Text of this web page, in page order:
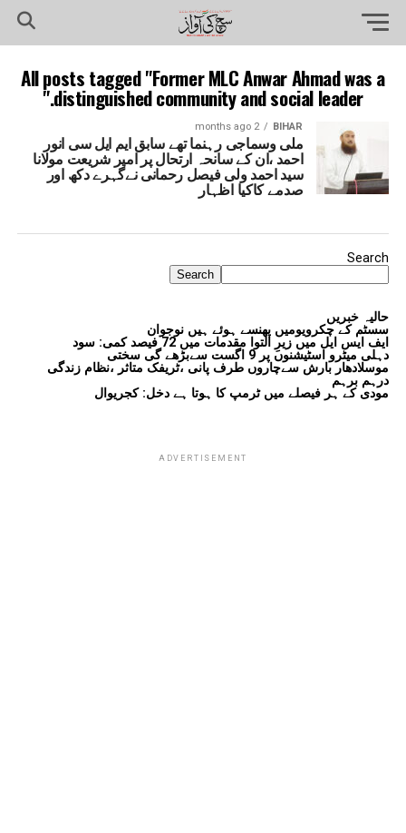
All posts tagged "Former MLC Anwar Ahmad was a
distinguished community and social leader."
BIHAR
2 months ago
ملی وسماجی رہنما تھے سابق ایم ایل سی انور
احمد ،ان کے سانحہ ارتحال پر امیر شریعت مولانا
سید احمد ولی فیصل رحمانی نےگہرے دکھ اور
صدمے کاکیا اظہار
Search
Search
حالیہ خبریں
سسٹم کے چکرویومیں پھنسے ہوئے ہیں نوجوان
ایف ایس ایل میں زیرِ التوا مقدمات میں 72 فیصد کمی: سود
دہلی میٹرو اسٹیشنوں پر 9 اگست سےبڑھے گی سختی
موسلادھار بارش سےچاروں طرف پانی ،ٹریفک متاثر ،نظام زندگی
درہم برہم
مودی کے ہر فیصلے میں ٹرمپ کا ہوتا ہے دخل: کجریوال
ADVERTISEMENT